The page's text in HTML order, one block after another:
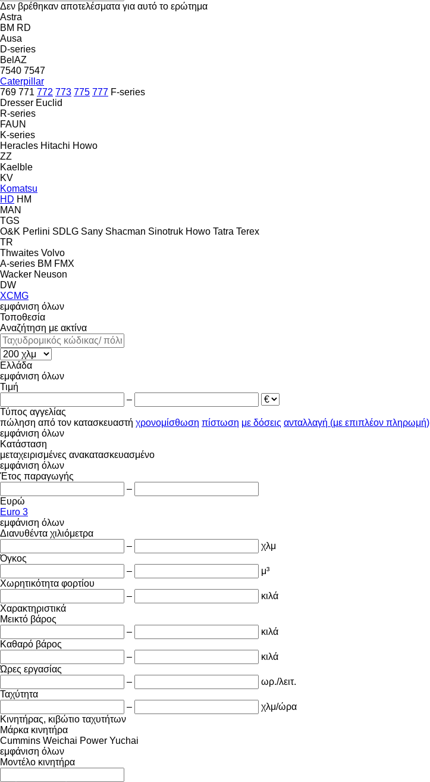
Δεν βρέθηκαν αποτελέσματα για αυτό το ερώτημα
Astra
BM RD
Ausa
D-series
BelAZ
7540 7547
Caterpillar
769 771 772 773 775 777 F-series
Dresser Euclid
R-series
FAUN
K-series
Heracles Hitachi Howo
ZZ
Kaelble
KV
Komatsu
HD HM
MAN
TGS
O&K Perlini SDLG Sany Shacman Sinotruk Howo Tatra Terex
TR
Thwaites Volvo
A-series BM FMX
Wacker Neuson
DW
XCMG
εμφάνιση όλων
Τοποθεσία
Αναζήτηση με ακτίνα
Ελλάδα
εμφάνιση όλων
Τιμή
–
Τύπος αγγελίας
πώληση από τον κατασκευαστή χρονομίσθωση πίστωση με δόσεις ανταλλαγή (με επιπλέον πληρωμή)
εμφάνιση όλων
Κατάσταση
μεταχειρισμένες ανακατασκευασμένο
εμφάνιση όλων
Έτος παραγωγής
–
Ευρώ
Euro 3
εμφάνιση όλων
Διανυθέντα χιλιόμετρα
–
χλμ
Όγκος
–
μ³
Χωρητικότητα φορτίου
–
κιλά
Χαρακτηριστικά
Μεικτό βάρος
–
κιλά
Καθαρό βάρος
–
κιλά
Ώρες εργασίας
–
ωρ./λειτ.
Ταχύτητα
–
χλμ/ώρα
Κινητήρας, κιβώτιο ταχυτήτων
Μάρκα κινητήρα
Cummins Weichai Power Yuchai
εμφάνιση όλων
Μοντέλο κινητήρα